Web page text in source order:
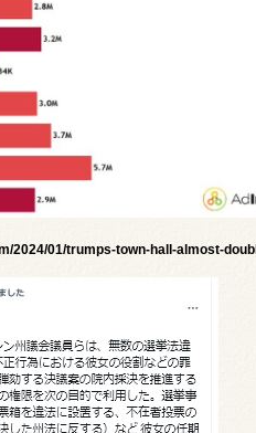
2024/01/trumps-town-hall-almost-